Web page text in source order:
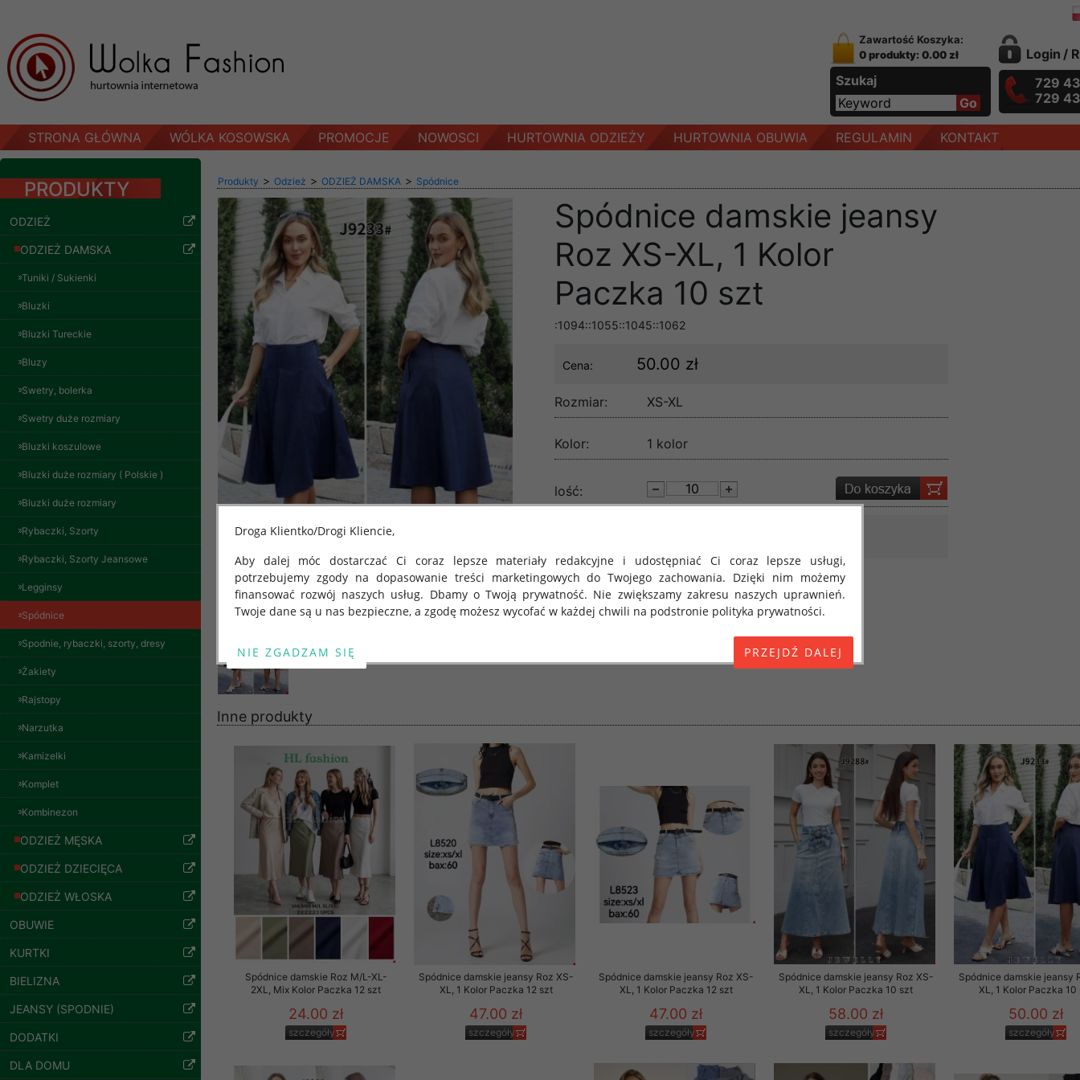
Zawartość Koszyka:
0 produkty: 0.00 zł
Szukaj
Login /
729
729
STRONA GŁÓWNA WÓLKA KOSOWSKA PROMOCJE NOWOSCI HURTOWNIA ODZIEŻY HURTOWNIA OBUWIA REGULAMIN KONTAKT
PRODUKTY
ODZIEŻ
ODZIEŻ DAMSKA
Tuniki / Sukienki
Bluzki
Bluzki Tureckie
Bluzy
Swetry, bolerka
Swetry duże rozmiary
Bluzki koszulowe
Bluzki duże rozmiary ( Polskie )
Bluzki duże rozmiary
Rybaczki, Szorty
Rybaczki, Szorty Jeansowe
Legginsy
Spódnice
Spodnie, rybaczki, szorty, dresy
Żakiety
Rajstopy
Narzutka
Kamizelki
Komplet
Kombinezon
ODZIEŻ MĘSKA
ODZIEŻ DZIECIĘCA
ODZIEŻ WŁOSKA
OBUWIE
KURTKI
BIELIZNA
JEANSY (SPODNIE)
DODATKI
DLA DOMU
Spodnie damskie
Kolor Paczka 10 szt
szczegóły
Spodnie damskie
jeansy Roz 25-30, 1
Kolor Paczka 10 szt
Produkty > Odzież > ODZIEŻ DAMSKA > Spódnice
Spódnice damskie jeansy
Roz XS-XL, 1 Kolor
Paczka 10 szt
:1094::1055::1045::1062
Cena: 50.00 zł
Rozmiar: XS-XL
Kolor: 1 kolor
lość:
Inne produkty
Spódnice damskie Roz M/L-XL-
2XL, Mix Kolor Paczka 12 szt
24.00 zł
szczegóły
Spódnice damskie jeansy Roz XS-
XL, 1 Kolor Paczka 12 szt
47.00 zł
szczegóły
Spódnice damskie jeansy Roz XS-
XL, 1 Kolor Paczka 12 szt
47.00 zł
szczegóły
Spódnice damskie jeansy Roz XS-
XL, 1 Kolor Paczka 10 szt
58.00 zł
szczegóły
Spódnice damskie jeansy
XL, 1 Kolor Paczka 10
50.00 zł
szczegóły
Droga Klientko/Drogi Kliencie,
Aby dalej móc dostarczać Ci coraz lepsze materiały redakcyjne i udostępniać Ci coraz lepsze usługi,
potrzebujemy zgody na dopasowanie treści marketingowych do Twojego zachowania. Dzięki nim możemy
finansować rozwój naszych usług. Dbamy o Twoją prywatność. Nie zwiększamy zakresu naszych uprawnień.
Twoje dane są u nas bezpieczne, a zgodę możesz wycofać w każdej chwili na podstronie polityka prywatności.
Od 25 maja 2018 roku obowiązuje Rozporządzenie Parlamentu Europejskiego i Rady (UE) 2016/679 z dnia 27
kwietnia 2016 r. w sprawie ochrony osób fizycznych w związku z przetwarzaniem danych osobowych i w sprawie
swobodnego przepływu takich danych oraz uchylenia dyrektywy 95/46/WE (określane jako "RODO", "ORODO",
"GDPR" lub "Ogólne Rozporządzenie o Ochronie Danych"). W związku z tym chcielibyśmy poinformować Cię o
przetwarzaniu Twoich danych oraz zasadach, na jakich odbywa się to po dniu 25 maja 2018 roku. Poniżej
znajdziesz podstawowe informacje na ten temat.
Potrzebujemy na to Twojej zgody.
Jeżeli klikniesz przycisk „Przejdź dalej” lub zamkniesz to okno, to wyrazisz zgodę na przetwarzanie przez OMEZ
GROUP
Sp. z o.o.
Wyrażenie zgody jest dobrowolne. Zgodę możesz w każdym momencie wycofać . Pamiętaj, że wycofanie zgody nie
wpływa na zgodność z prawem przetwarzania dokonanego wcześniej.
Dodatkowe informacje, w tym o przysługujących uprawnieniach (prawo dostępu, sprostowania oraz usunięcia
Twoich danych, ograniczenia ich przetwarzania, prawo do ich przenoszenia, niepodlegania zautomatyzowanemu
podejmowaniu decyzji, w tym profilowaniu, a także prawo wyrażenia sprzeciwu wobec przetwarzania Twoich
danych osobowych) znajdziesz w Polityce prywatności.
---------------------------------------------------
Polityka prywatności
Polityka prywatności sklepu